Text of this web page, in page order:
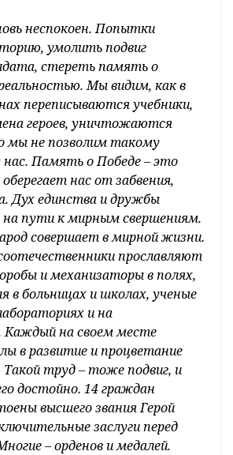
неспокоен. Попытки
умолить подвиг
стереть память о
Мы видим, как в
переписываются учебники,
героев, уничтожаются
мы не позволим такому
нас. Память о Победе – это
нас от забвения,
Дух единства и дружбы
на пути к мирным свершениям.
совершает в мирной жизни.
прославляют
и механизаторы в полях,
в больницах и школах, ученые
и на
Каждый на своем месте
в развитие и процветание
труд – тоже подвиг, и
достойно. 14 граждан
высшего звания Герой
заслуги перед
– орденов и медалей.